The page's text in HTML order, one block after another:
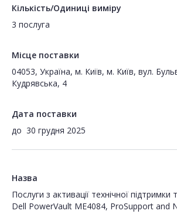
Кількість/Одиниці виміру
3 послуга
Місце поставки
04053, Україна, м. Київ, м. Київ, вул.
Кудрявська, 4
Дата поставки
до 30 грудня 2025
Назва
Послуги з активації технічної підтримки
Dell PowerVault ME4084, ProSupport and